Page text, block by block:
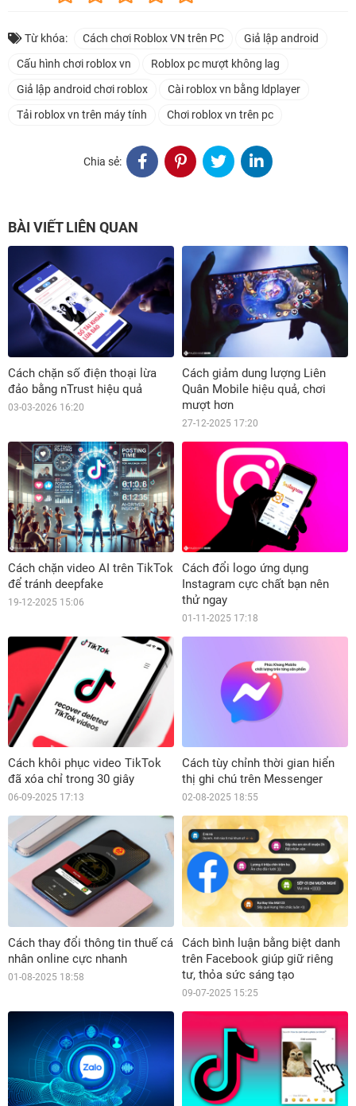
Từ khóa: Cách chơi Roblox VN trên PC
Giả lập android
Cấu hình chơi roblox vn
Roblox pc mượt không lag
Giả lập android chơi roblox
Cài roblox vn bằng ldplayer
Tải roblox vn trên máy tính
Chơi roblox vn trên pc
Chia sẻ:
BÀI VIẾT LIÊN QUAN
Cách chặn số điện thoại lừa
đảo bằng nTrust hiệu quả
03-03-2026 16:20
Cách giảm dung lượng Liên
Quân Mobile hiệu quả, chơi
mượt hơn
27-12-2025 17:20
Cách chặn video AI trên TikTok
để tránh deepfake
19-12-2025 15:06
Cách đổi logo ứng dụng
Instagram cực chất bạn nên
thử ngay
01-11-2025 17:18
Cách khôi phục video TikTok
đã xóa chỉ trong 30 giây
06-09-2025 17:13
Cách tùy chỉnh thời gian hiển
thị ghi chú trên Messenger
02-08-2025 18:55
Cách thay đổi thông tin thuế cá
nhân online cực nhanh
01-08-2025 18:58
Cách bình luận bằng biệt danh
trên Facebook giúp giữ riêng
tư, thỏa sức sáng tạo
09-07-2025 15:25